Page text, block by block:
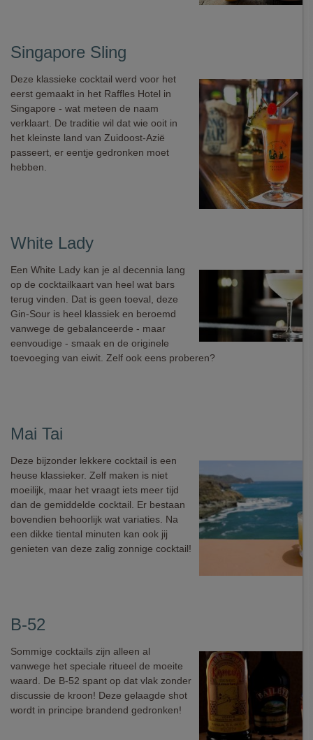
Singapore Sling
Deze klassieke cocktail werd voor het
eerst gemaakt in het Raffles Hotel in
Singapore - wat meteen de naam
verklaart. De traditie wil dat wie ooit in
het kleinste land van Zuidoost-Azië
passeert, er eentje gedronken moet
hebben.
White Lady
Een White Lady kan je al decennia lang
op de cocktailkaart van heel wat bars
terug vinden. Dat is geen toeval, deze
Gin-Sour is heel klassiek en beroemd
vanwege de gebalanceerde - maar
eenvoudige - smaak en de originele
toevoeging van eiwit. Zelf ook eens proberen?
Mai Tai
Deze bijzonder lekkere cocktail is een
heuse klassieker. Zelf maken is niet
moeilijk, maar het vraagt iets meer tijd
dan de gemiddelde cocktail. Er bestaan
bovendien behoorlijk wat variaties. Na
een dikke tiental minuten kan ook jij
genieten van deze zalig zonnige cocktail!
B-52
Sommige cocktails zijn alleen al
vanwege het speciale ritueel de moeite
waard. De B-52 spant op dat vlak zonder
discussie de kroon! Deze gelaagde shot
wordt in principe brandend gedronken!